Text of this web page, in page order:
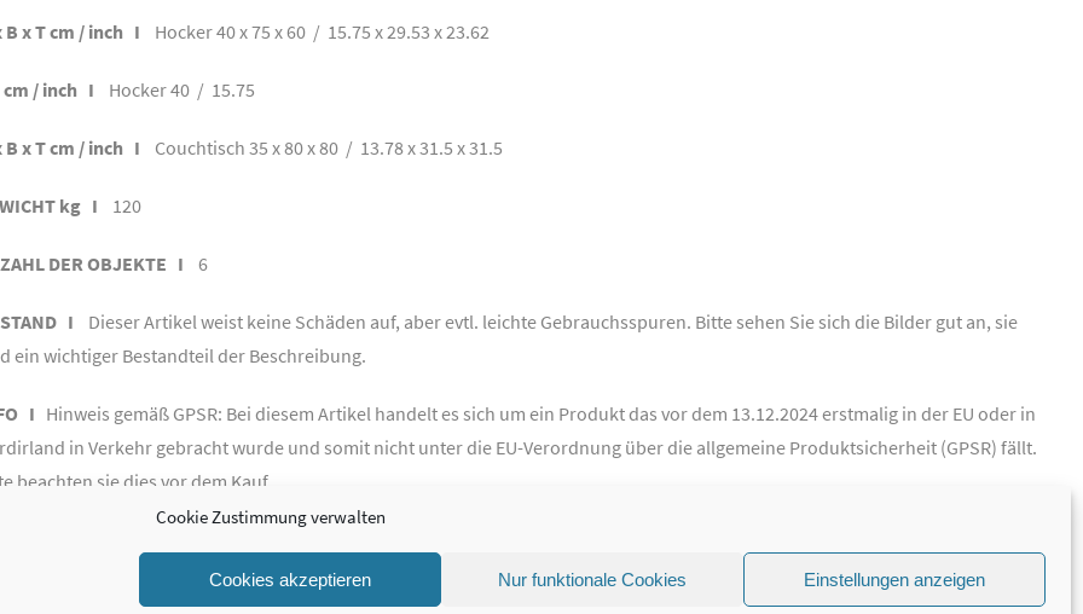
Cookie Zustimmung verwalten
Cookies akzeptieren Nur funktionale Cookies Einstellungen anzeigen
B x T cm / inch I Hocker 40 x 75 x 60 / 15.75 x 29.53 x 23.62
cm / inch I Hocker 40 / 15.75
B x T cm / inch I Couchtisch 35 x 80 x 80 / 13.78 x 31.5 x 31.5
kg I 120
DER OBJEKTE I 6
I Dieser Artikel weist keine Schäden auf, aber evtl. leichte Gebrauchsspuren. Bitte sehen Sie sich die Bilder gut an, sie
ein wichtiger Bestandteil der Beschreibung.
I Hinweis gemäß GPSR: Bei diesem Artikel handelt es sich um ein Produkt das vor dem 13.12.2024 erstmalig in der EU oder in
in Verkehr gebracht wurde und somit nicht unter die EU-Verordnung über die allgemeine Produktsicherheit (GPSR) fällt.
beachten sie dies vor dem Kauf.
Theme byThemeIsle